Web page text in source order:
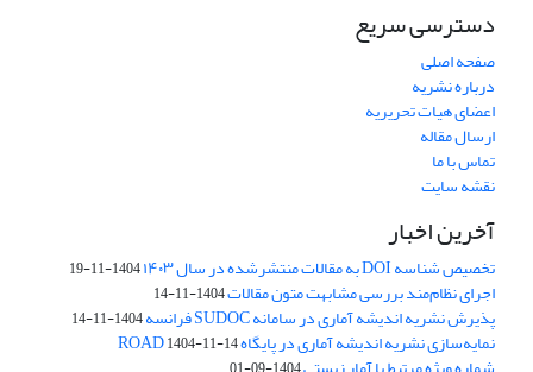
دسترسی سریع
صفحه اصلی
درباره نشریه
اعضای هیات تحریریه
ارسال مقاله
تماس با ما
نقشه سایت
آخرین اخبار
تخصیص شناسه DOI به مقالات منتشرشده در سال ۱۴۰۳ 1404-11-19
اجرای نظام‌مند بررسی مشابهت متون مقالات1404-11-14
پذیرش نشریه اندیشه آماری در سامانه SUDOC فرانسه 1404-11-14
نمایه‌سازی نشریه اندیشه آماری در پایگاه ROAD1404-11-14